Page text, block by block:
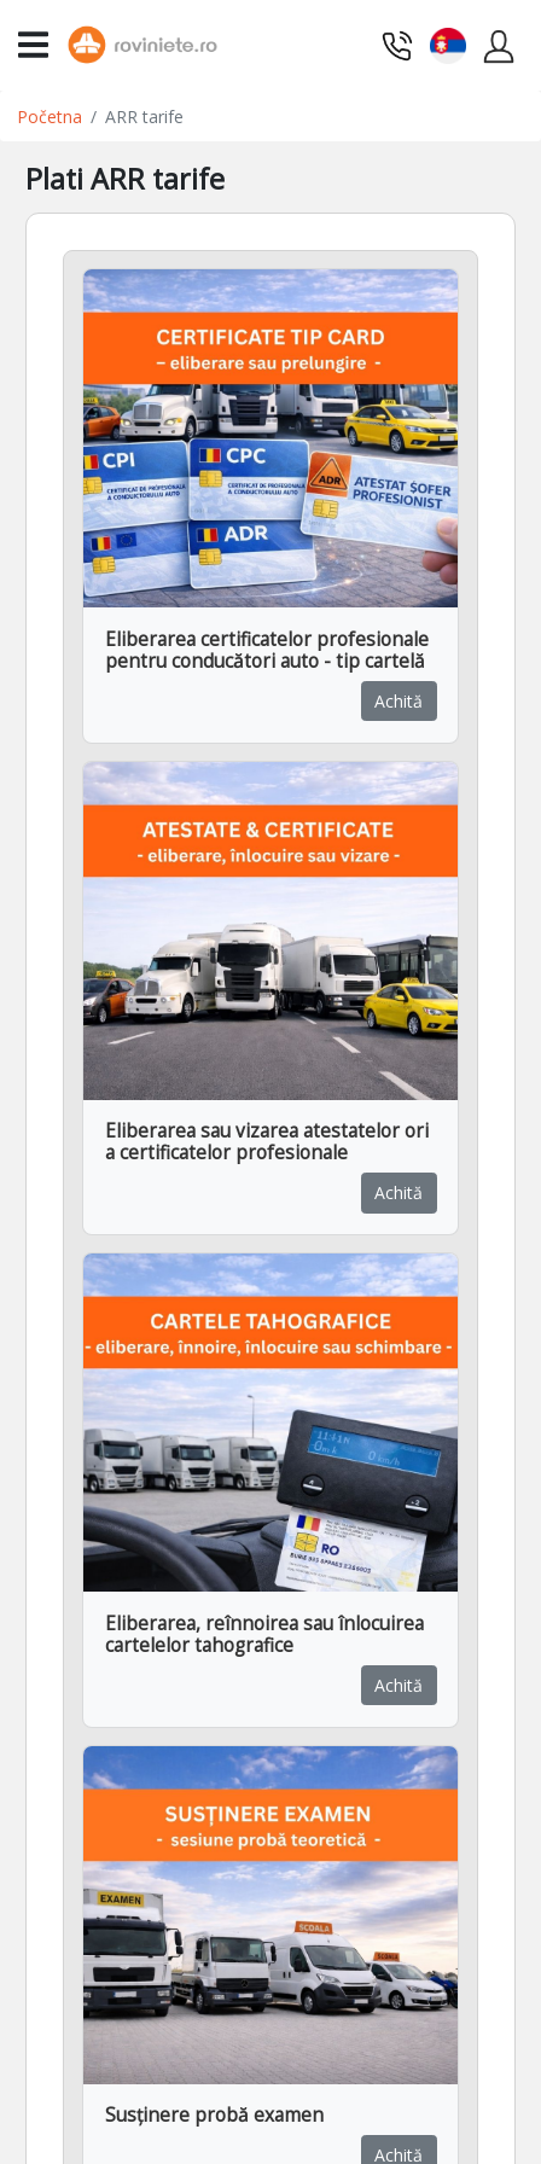
Početna ARR tarife
Plati ARR tarife
Eliberarea certificatelor profesionale
pentru conducători auto - tip cartelă
Achită
Eliberarea sau vizarea atestatelor ori
a certificatelor profesionale
Achită
Eliberarea, reînnoirea sau înlocuirea
cartelelor tahografice
Achită
Susținere probă examen
Achită